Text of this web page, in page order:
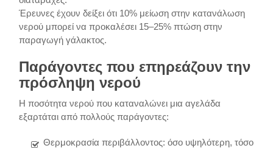
Έρευνες έχουν δείξει ότι 10% μείωση στην κατανάλωση
νερού μπορεί να προκαλέσει 15–25% πτώση στην
παραγωγή γάλακτος.
Παράγοντες που επηρεάζουν την
πρόσληψη νερού
Η ποσότητα νερού που καταναλώνει μια αγελάδα
εξαρτάται από πολλούς παράγοντες:
Θερμοκρασία περιβάλλοντος: όσο υψηλότερη, τόσο